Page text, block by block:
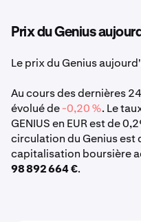
Prix du Genius
Le prix du Genius
Au cours des dernières
évolué de-0,20 %. Le
GENIUS en EUR est de
circulation du Genius est
capitalisation boursière
98 892 664 €.